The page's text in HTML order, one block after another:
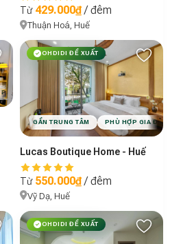
Từ 429.000₫/ đêm
Thuận Hoá, Huế
PHÙ HỢP CẶP ĐÔI CÓ CHỖ ĐẬU XE
OHDIDI ĐỀ XUẤT
GẦN TRUNG TÂM PHÙ HỢP GIA ĐÌNH
Lucas Boutique Home - Huế
Từ 550.000₫/ đêm
Vỹ Dạ, Huế
OHDIDI ĐỀ XUẤT